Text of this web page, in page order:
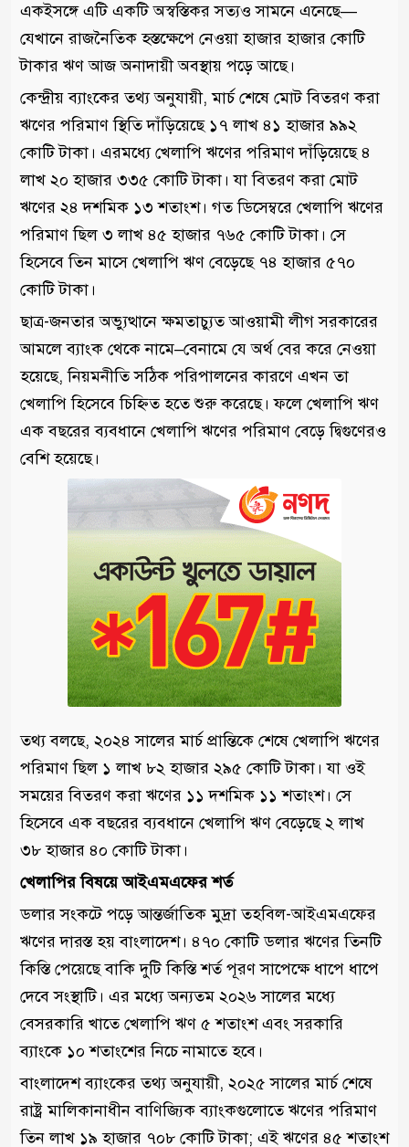
একইসঙ্গে এটি একটি অস্বস্তিকর সত্যও সামনে এনেছে—
যেখানে রাজনৈতিক হস্তক্ষেপে নেওয়া হাজার হাজার কোটি
টাকার ঋণ আজ অনাদায়ী অবস্থায় পড়ে আছে।
কেন্দ্রীয় ব্যাংকের তথ্য অনুযায়ী, মার্চ শেষে মোট বিতরণ করা
ঋণের পরিমাণ স্থিতি দাঁড়িয়েছে ১৭ লাখ ৪১ হাজার ৯৯২
কোটি টাকা। এরমধ্যে খেলাপি ঋণের পরিমাণ দাঁড়িয়েছে ৪
লাখ ২০ হাজার ৩৩৫ কোটি টাকা। যা বিতরণ করা মোট
ঋণের ২৪ দশমিক ১৩ শতাংশ। গত ডিসেম্বরে খেলাপি ঋণের
পরিমাণ ছিল ৩ লাখ ৪৫ হাজার ৭৬৫ কোটি টাকা। সে
হিসেবে তিন মাসে খেলাপি ঋণ বেড়েছে ৭৪ হাজার ৫৭০
কোটি টাকা।
ছাত্র-জনতার অভ্যুত্থানে ক্ষমতাচ্যুত আওয়ামী লীগ সরকারের
আমলে ব্যাংক থেকে নামে–বেনামে যে অর্থ বের করে নেওয়া
হয়েছে, নিয়মনীতি স‌ঠিক পরিপালনের কারণে এখন তা
খেলাপি হিসেবে চিহ্নিত হতে শুরু করেছে। ফলে খেলাপি ঋণ
এক বছরের ব্যবধানে খেলাপি ঋণের পরিমাণ বেড়ে দ্বিগুণেরও
বেশি হয়েছে।
তথ্য বলছে, ২০২৪ সালের মার্চ প্রান্তিকে শেষে খেলাপি ঋণের
পরিমাণ ছিল ১ লাখ ৮২ হাজার ২৯৫ কোটি টাকা। যা ওই
সময়ের বিতরণ করা ঋণের ১১ দশমিক ১১ শতাংশ। সে
হিসেবে এক বছরের ব্যবধানে খেলাপি ঋণ বেড়েছে ২ লাখ
৩৮ হাজার ৪০ কোটি টাকা।
খেলাপির বিষয়ে আইএমএফের শর্ত
ডলার সংকটে পড়ে আন্তর্জাতিক মুদ্রা তহবিল-আইএমএফের
ঋণের দারস্ত হয় বাংলাদেশ। ৪৭০ কোটি ডলার ঋণের তিনটি
কিস্তি পেয়েছে বাকি দুটি কিস্তি শর্ত পূরণ সাপেক্ষে ধাপে ধাপে
দেবে সংস্থাটি। এর মধ্যে অন্যতম ২০২৬ সালের মধ্যে
বেসরকারি খাতে খেলাপি ঋণ ৫ শতাংশ এবং সরকারি
ব্যাংকে ১০ শতাংশের নিচে নামাতে হবে।
বাংলাদেশ ব্যাংকের তথ্য অনুযায়ী, ২০২৫ সালের মার্চ শেষে
রাষ্ট্র মালিকানাধীন বাণিজ্যিক ব্যাংকগুলোতে ঋণের পরিমাণ
তিন লাখ ১৯ হাজার ৭০৮ কোটি টাকা; এই ঋণের ৪৫ শতাংশ